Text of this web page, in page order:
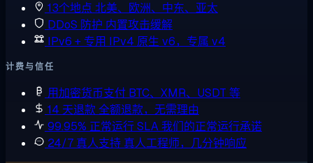
13个地点 北美、欧洲、中东、亚太
DDoS 防护 内置攻击缓解
IPv6 + 专用 IPv4 原生 v6，专属 v4
计费与信任
用加密货币支付 BTC、XMR、USDT 等
14 天退款全额退款，无需理由
99.95% 正常运行 SLA我们的正常运行承诺
24/7 真人支持 真人工程师，几分钟响应